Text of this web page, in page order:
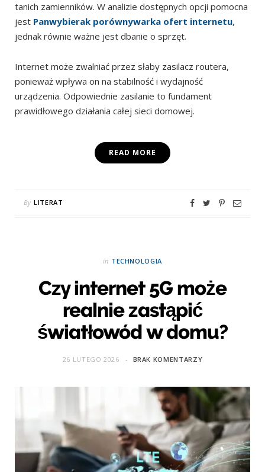
tanich zamienników. W analizie dostępnych opcji pomocna
jest Panwybierak porównywarka ofert internetu,
jednak równie ważne jest dbanie o sprzęt.
Internet może zwalniać przez słaby zasilacz routera,
ponieważ wpływa on na stabilność i wydajność
urządzenia. Odpowiednie zasilanie to fundament
prawidłowego działania całej sieci domowej.
READ MORE
By LITERAT
in TECHNOLOGIA
Czy internet 5G może
realnie zastąpić
światłowód w domu?
26 LUTEGO 2026 BRAK KOMENTARZY